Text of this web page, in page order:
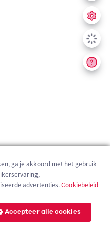
ga je akkoord met het gebruik
advertenties.Cookiebeleid
Accepteer alle cookies